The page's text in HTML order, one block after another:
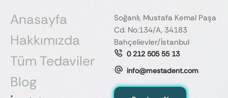
Anasayfa
Hakkımızda
Tüm Tedaviler
Blog
Soğanlı, Mustafa Kemal Paşa
Cd. No:134/A, 34183
Bahçelievler/İstanbul
0 212 505 55 13
info@mestadent.com